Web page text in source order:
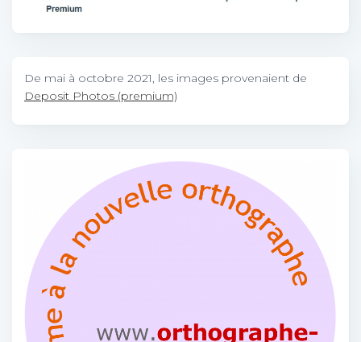
De mai à octobre 2021, les images provenaient de
Deposit Photos (premium)